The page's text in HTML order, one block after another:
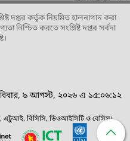
দপ্তর কর্তৃক নিয়মিত হালনাগাদ করা
নিশ্চিত করতে সংশ্লিষ্ট দপ্তর সর্বদা
৯ আগস্ট, ২০২৬ এ ১৫:০৬:১২
এটুআই, বিসিসি, ডিওআইসিটি ও বেসিস।